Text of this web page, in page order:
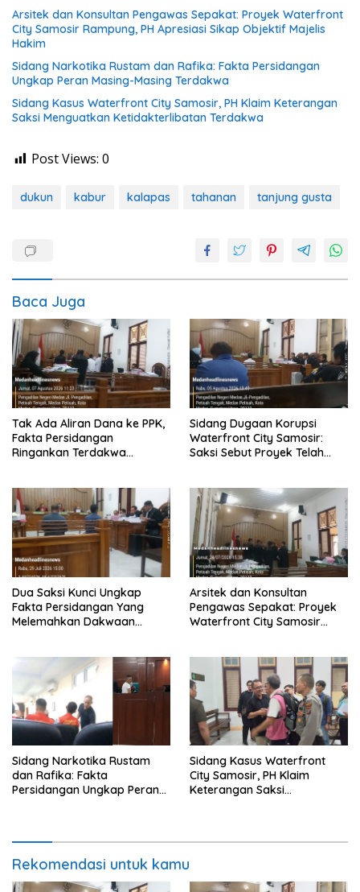
Arsitek dan Konsultan Pengawas Sepakat: Proyek Waterfront
City Samosir Rampung, PH Apresiasi Sikap Objektif Majelis
Hakim
Sidang Narkotika Rustam dan Rafika: Fakta Persidangan
Ungkap Peran Masing-Masing Terdakwa
Sidang Kasus Waterfront City Samosir, PH Klaim Keterangan
Saksi Menguatkan Ketidakterlibatan Terdakwa
Post Views: 0
dukun kabur kalapas tahanan tanjung gusta
Baca Juga
Tak Ada Aliran Dana ke PPK,
Fakta Persidangan
Ringankan Terdakwa
Sidang Dugaan Korupsi
Waterfront City Samosir:
Saksi Sebut Proyek Telah
Jaksa Agar Dihadirkan
Dua Saksi Kunci Ungkap
Fakta Persidangan Yang
Melemahkan Dakwaan
Arsitek dan Konsultan
Pengawas Sepakat: Proyek
Waterfront City Samosir
Sidang Narkotika Rustam
dan Rafika: Fakta
Persidangan Ungkap Peran
Sidang Kasus Waterfront
City Samosir, PH Klaim
Keterangan Saksi
Rekomendasi untuk kamu